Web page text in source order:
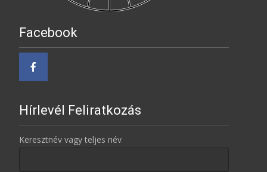
Facebook
Hírlevél Feliratkozás
Keresztnév vagy teljes név